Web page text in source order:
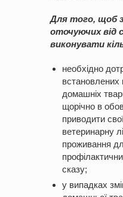
Для того, щоб
оточуючих від
виконувати
необхідно
встановлених
домашніх
щорічно в
приводити
ветеринарну
проживання
сказу;
у випадках